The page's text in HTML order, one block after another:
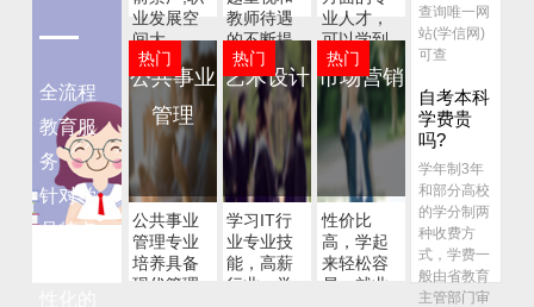
全流程
教育服
务
针对学
员特点
业发展空
间大
教师待遇
的不断提
高，正在
逐渐热门
业人才，
可以学到
企业必备
四大核心
热门
公共事业
管理
公共事业
管理专业
培养具备
现代管理
热门
艺术设计
学习IT行
业专业技
能，高薪
行业，学
热门
市场营销
性价比
高，学起
来轻松容
易，就业
查询唯一网
站(学信网)
可查
自考本科
学费贵
吗?
学年制3年
和部分高校
的学分制两
种收费方
式，学费一
般由省教育
主管部门审